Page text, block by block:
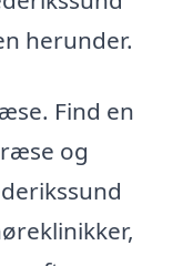
herunder.
Find en
og